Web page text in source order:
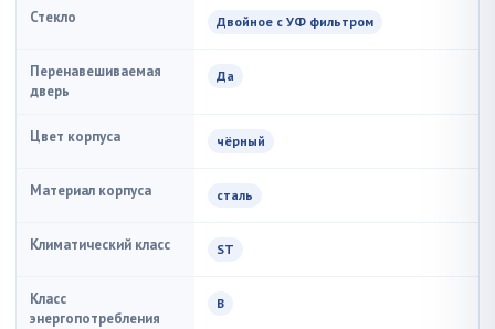
Стекло Двойное с УФ фильтром
Перенавешиваемая
дверь
Да
Цвет корпуса чёрный
Материал корпуса сталь
Климатический класс ST
Класс
энергопотребления
B